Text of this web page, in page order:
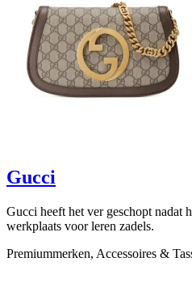
Gucci
Gucci heeft het ver geschopt nadat
werkplaats voor leren zadels.
Premiummerken, Accessoires &